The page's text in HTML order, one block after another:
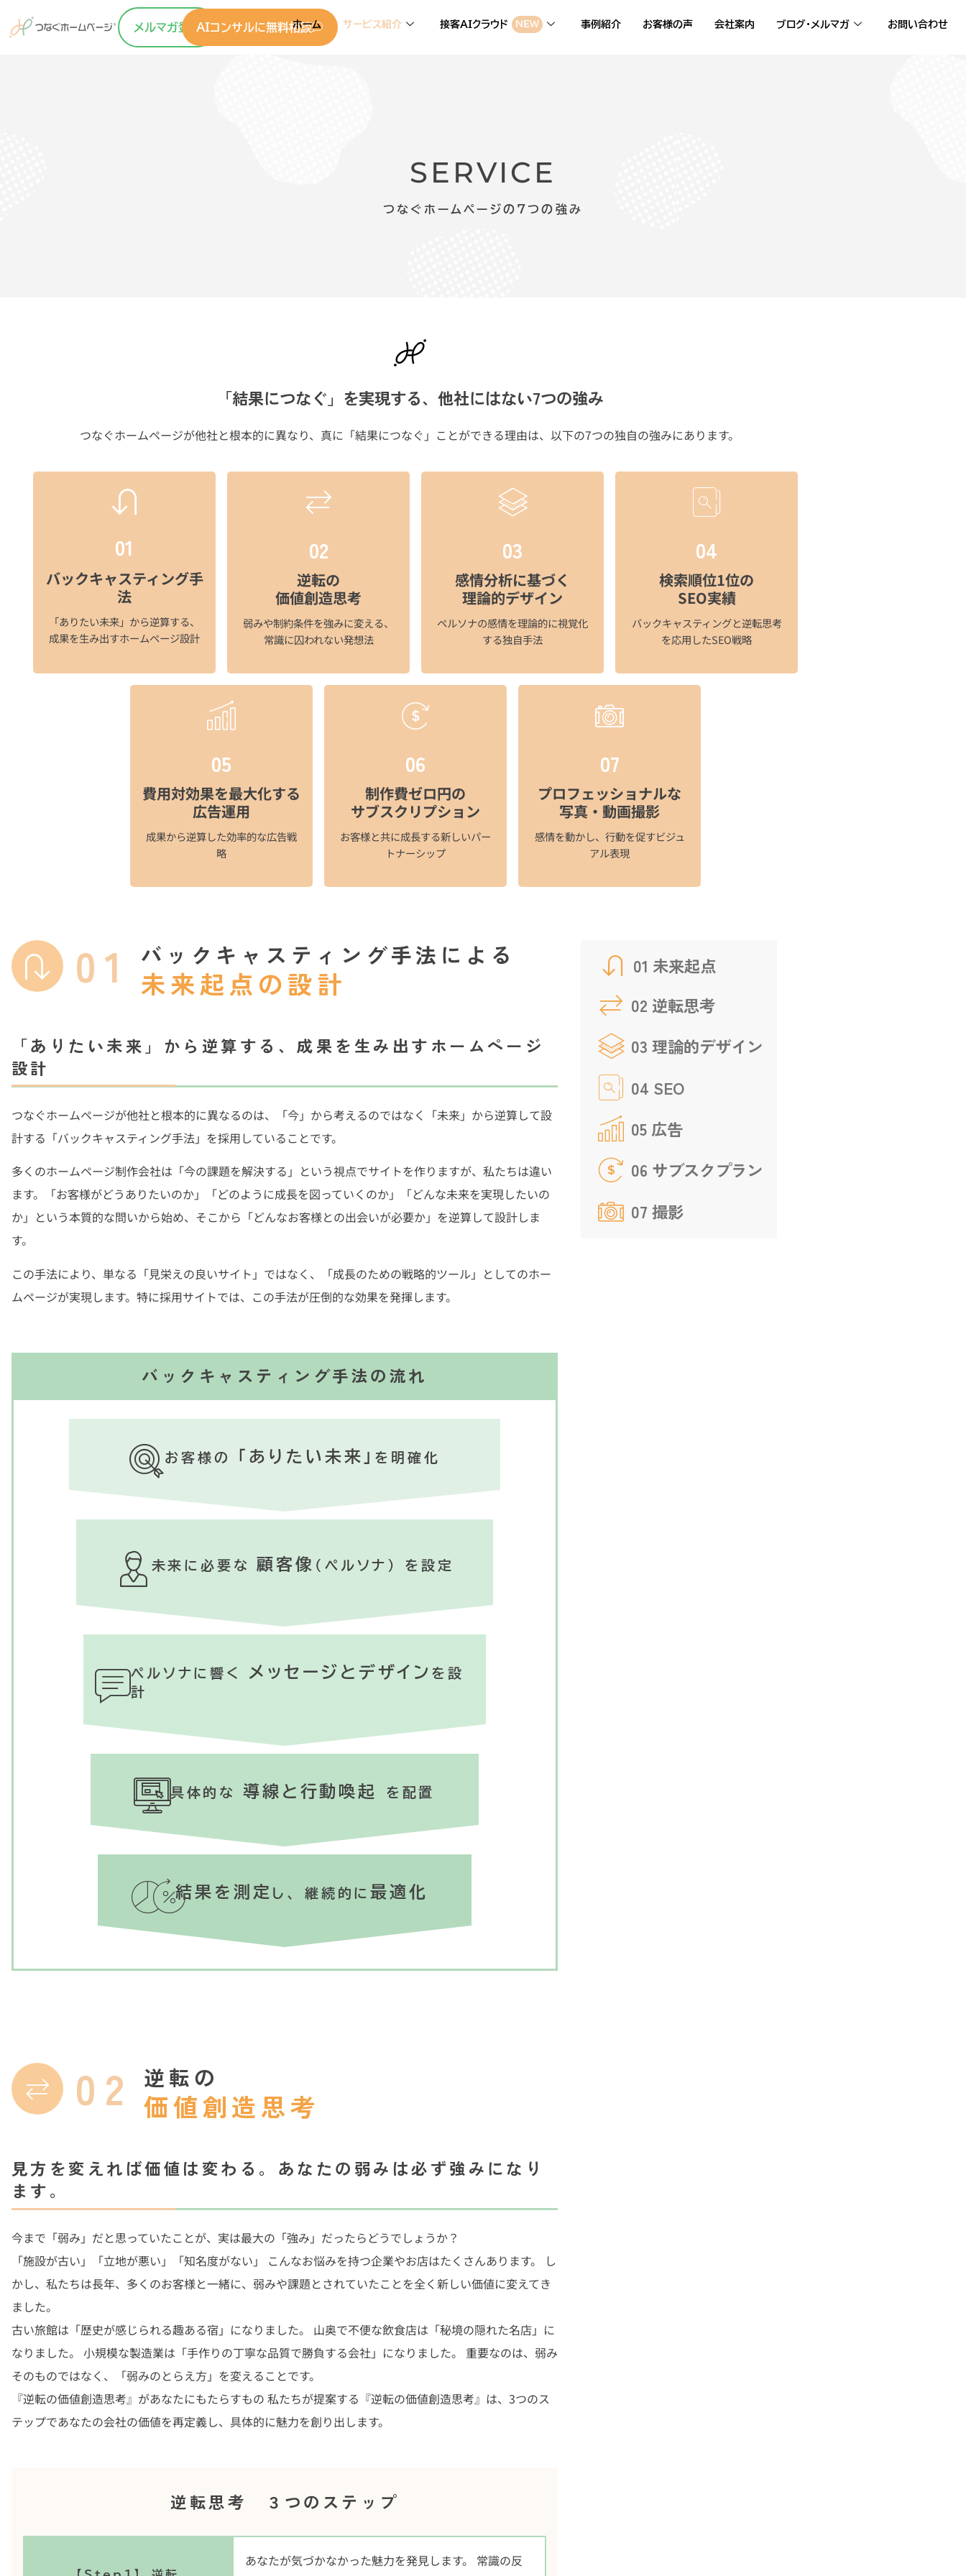
メルマガ登録AIコンサルに無料相談
ホーム サービス紹介 接客AIクラウド NEW 事例紹介 お客様の声 会社案内 ブログ・メルマガ お問い合わせ
SERVICE
つなぐホームページの7つの強み
「結果につなぐ」を実現する、他社にはない7つの強み
つなぐホームページが他社と根本的に異なり、真に「結果につなぐ」ことができる理由は、以下の7つの独自の強みにあります。
01
バックキャスティング手
法
「ありたい未来」から逆算する、
成果を生み出すホームページ設計​
02
逆転の
価値創造思考
弱みや制約条件を強みに変える、
常識に囚われない発想法​
03
感情分析に基づく
理論的デザイン
ペルソナの感情を理論的に視覚化
する独自手法
04
検索順位1位の
SEO実績​
バックキャスティングと逆転思考
を応用したSEO戦略​
05
費用対効果を最大化する
広告運用
成果から逆算した効率的な広告戦
略
06
制作費ゼロ円の
サブスクリプション​
お客様と共に成長する新しいパー
トナーシップ
07
プロフェッショナルな
写真・動画撮影​
感情を動かし、行動を促すビジュ
アル表現
01 バックキャスティング手法による
未来起点の設計
「ありたい未来」から逆算する、成果を生み出すホームページ
設計
つなぐホームページが他社と根本的に異なるのは、「今」から考えるのではなく「未来」から逆算して設
計する「バックキャスティング手法」を採用していることです。
多くのホームページ制作会社は「今の課題を解決する」という視点でサイトを作りますが、私たちは違い
ます。「お客様がどうありたいのか」「どのように成長を図っていくのか」「どんな未来を実現したいの
か」という本質的な問いから始め、そこから「どんなお客様との出会いが必要か」を逆算して設計しま
す。
この手法により、単なる「見栄えの良いサイト」ではなく、「成長のための戦略的ツール」としてのホー
ムページが実現します。特に採用サイトでは、この手法が圧倒的な効果を発揮します。
バックキャスティング手法の流れ
お客様の 「ありたい未来」 を明確化
未来に必要な顧客像 （ペルソナ） を設定
ペルソナに響く メッセージとデザイン を設
計
具体的な 導線と行動喚起 を配置
結果を測定 し、 継続的に最適化
02 逆転の
価値創造思考
見方を変えれば価値は変わる。あなたの弱みは必ず強みになり
ます。
今まで「弱み」だと思っていたことが、実は最大の「強み」だったらどうでしょうか？
「施設が古い」「立地が悪い」「知名度がない」 こんなお悩みを持つ企業やお店はたくさんあります。 し
かし、私たちは長年、多くのお客様と一緒に、弱みや課題とされていたことを全く新しい価値に変えてき
ました。
古い旅館は「歴史が感じられる趣ある宿」になりました。 山奥で不便な飲食店は「秘境の隠れた名店」に
なりました。 小規模な製造業は「手作りの丁寧な品質で勝負する会社」になりました。 重要なのは、弱み
そのものではなく、「弱みのとらえ方」を変えることです。
『逆転の価値創造思考』があなたにもたらすもの 私たちが提案する『逆転の価値創造思考』は、3つのス
テップであなたの会社の価値を再定義し、具体的に魅力を創り出します。
逆転思考 ３つのステップ
あなたが気づかなかった魅力を発見します。 常識の反
01 未来起点
02 逆転思考
03 理論的デザイン
04 SEO
05 広告
06 サブスクプラン
07 撮影